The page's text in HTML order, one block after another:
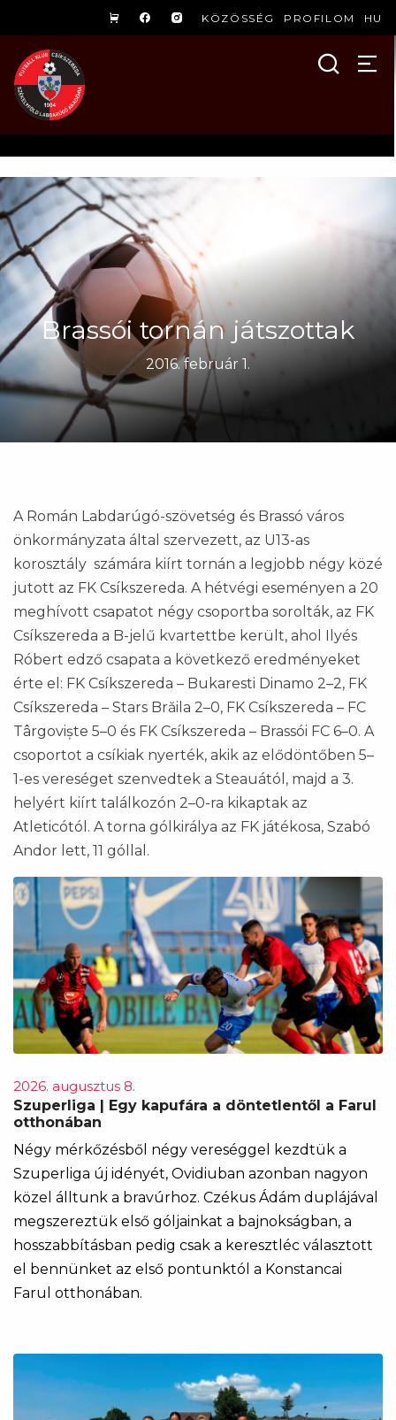
KÖZÖSSÉG PROFILOM HU
Brassói tornán játszottak
2016. február 1.
A Román Labdarúgó-szövetség és Brassó város
önkormányzata által szervezett, az U13-as
korosztály számára kiírt tornán a legjobb négy közé
jutott az FK Csíkszereda. A hétvégi eseményen a 20
meghívott csapatot négy csoportba sorolták, az FK
Csíkszereda a B-jelű kvartettbe került, ahol Ilyés
Róbert edző csapata a következő eredményeket
érte el: FK Csíkszereda – Bukaresti Dinamo 2–2, FK
Csíkszereda – Stars Brăila 2–0, FK Csíkszereda – FC
Târgoviște 5–0 és FK Csíkszereda – Brassói FC 6–0. A
csoportot a csíkiak nyerték, akik az elődöntőben 5–
1-es vereséget szenvedtek a Steauától, majd a 3.
helyért kiírt találkozón 2–0-ra kikaptak az
Atleticótól. A torna gólkirálya az FK játékosa, Szabó
Andor lett, 11 góllal.
2026. augusztus 8.
Szuperliga | Egy kapufára a döntetlentől a Farul
otthonában
Négy mérkőzésből négy vereséggel kezdtük a
Szuperliga új idényét, Ovidiuban azonban nagyon
közel álltunk a bravúrhoz. Czékus Ádám duplájával
megszereztük első góljainkat a bajnokságban, a
hosszabbításban pedig csak a keresztléc választott
el bennünket az első pontunktól a Konstancai
Farul otthonában.